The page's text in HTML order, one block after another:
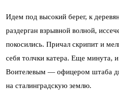
Идем под высокий берег, к
раздерган взрывной волной,
покосились. Причал скрипит и
себя толчки катера. Еще
Воителевым — офицером штаба
на сталинградскую землю.